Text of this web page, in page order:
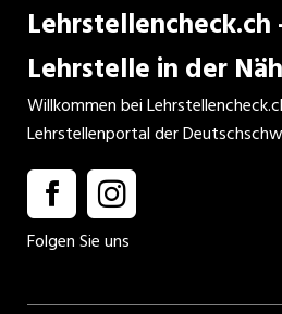
Lehrstellencheck.ch
Lehrstelle in der
Willkommen bei
Lehrstellenportal der
Folgen Sie uns